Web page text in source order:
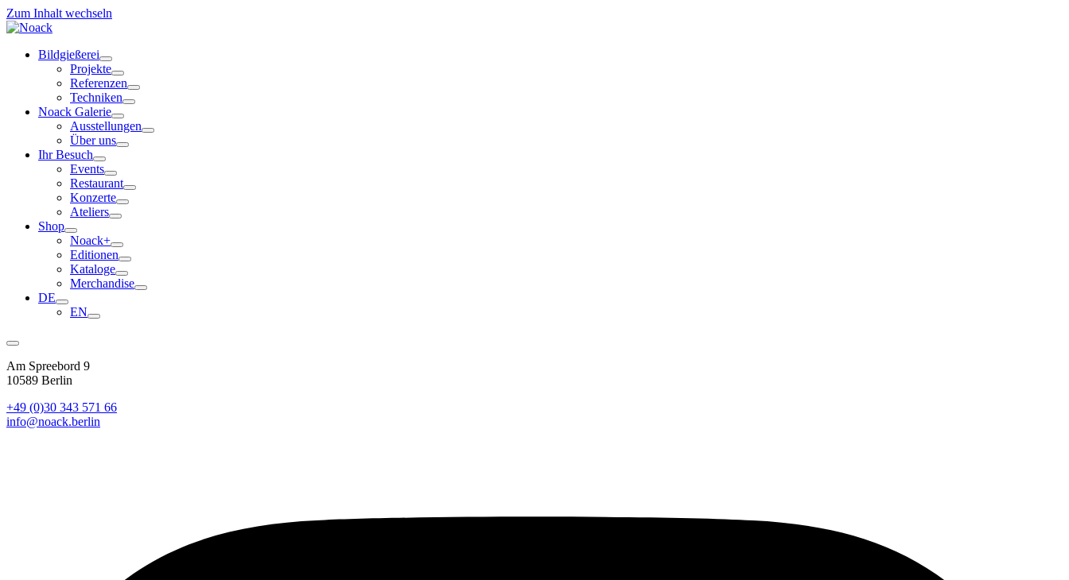
Zum Inhalt wechseln
Bildgießerei
Projekte
Referenzen
Techniken
Noack Galerie
Ausstellungen
Über uns
Ihr Besuch
Events
Restaurant
Konzerte
Ateliers
Shop
Noack+
Editionen
Kataloge
Merchandise
DE
EN
Am Spreebord 9
10589 Berlin
+49 (0)30 343 571 66
info@noack.berlin